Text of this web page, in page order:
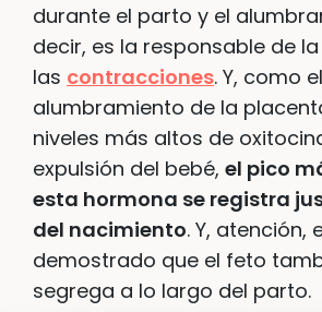
durante el parto y el
decir, es la responsable de
las contracciones. Y, como el
alumbramiento de la
niveles más altos de
expulsión del bebé, el pico
esta hormona se registra
del nacimiento. Y, atención,
demostrado que el feto
segrega a lo largo del parto.